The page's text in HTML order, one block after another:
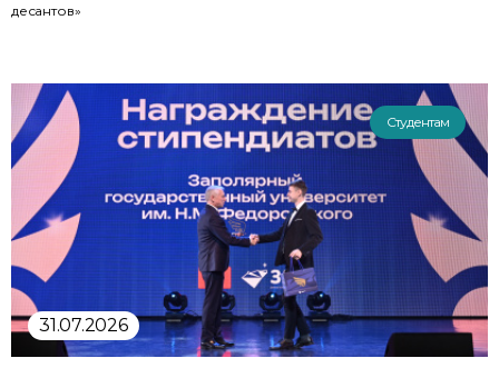
десантов»
Студентам
31.07.2026